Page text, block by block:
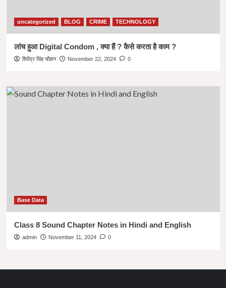
uncategorized BLOG CRIME TECHNOLOGY
लांच हुआ Digital Condom , क्या हैं ? कैसे करता है काम ?
शिवेंद्र सिंह चौहान November 22, 2024 0
Base Data
Class 8 Sound Chapter Notes in Hindi and English
admin November 11, 2024 0